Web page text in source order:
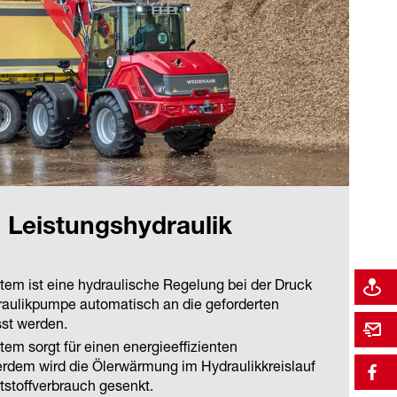
Leistungshydraulik
ist eine hydraulische Regelung bei der Druck
automatisch an die geforderten
werden.
sorgt für einen energieeffizienten
wird die Ölerwärmung im Hydraulikkreislauf
gesenkt.